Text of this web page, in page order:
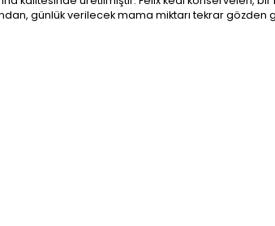
günlük verilecek mama miktarı tekrar gözden